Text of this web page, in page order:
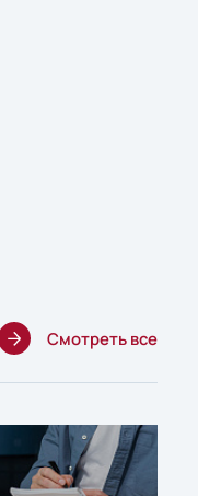
Смотреть все